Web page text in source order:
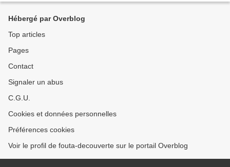
Hébergé par Overblog
Top articles
Pages
Contact
Signaler un abus
C.G.U.
Cookies et données personnelles
Préférences cookies
Voir le profil de fouta-decouverte sur le portail Overblog